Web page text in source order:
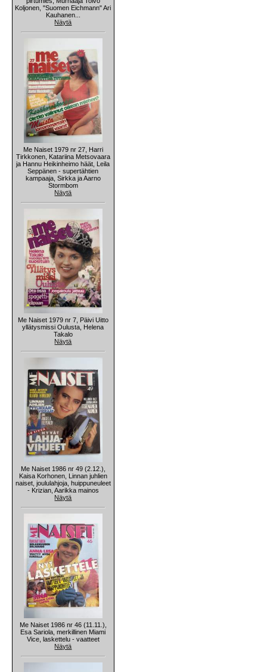
Koljonen, "Suomen Eichmann" Ari
Kauhanen...
Näytä
Me Naiset 1979 nr 27, Harri
Tirkkonen, Katariina Metsovaara
ja Hannu Heikinheimo häät, Leila
Seppänen - supertähtien
kampaaja, Sirkka ja Aarno
Stormbom
Näytä
Me Naiset 1979 nr 7, Päivi Uitto
yllätysmissi Oulusta, Helena
Takalo
Näytä
Me Naiset 1986 nr 49 (2.12.),
Kaisa Korhonen, Linnan juhlien
naiset, joululahjoja, huippuneuleet
- Krizian, Aarikka mainos
Näytä
Me Naiset 1986 nr 46 (11.11.),
Esa Sariola, merkillinen Miami
Vice, laskettelu - vaatteet
Näytä